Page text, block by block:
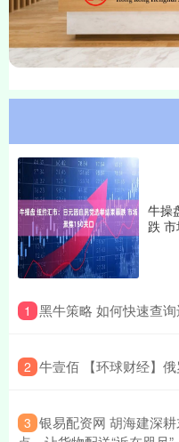
牛操
跌
1 黑牛策略 如何快速查
2 牛壹佰 【环球财经】
3 银易配资网 胡海建深